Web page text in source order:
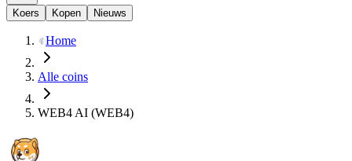
Koers Kopen Nieuws
Home
Alle coins
WEB4 AI (WEB4)